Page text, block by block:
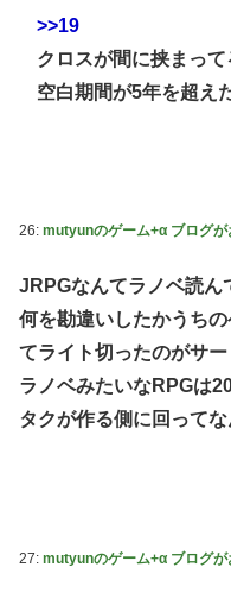
>>19
クロスが間に挟まって
空白期間が5年を超え
26: mutyunのゲーム+α ブログが
JRPGなんてラノベ読ん
何を勘違いしたかうち
てライト切ったのがサー
ラノベみたいなRPGは
タクが作る側に回って
27: mutyunのゲーム+α ブログが